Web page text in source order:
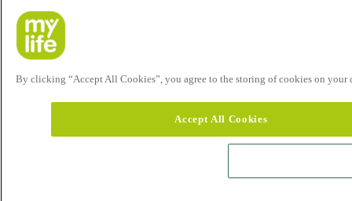
By clicking “Accept All Cookies”, you agree to the storing of cookies on your
Accept All Cookies